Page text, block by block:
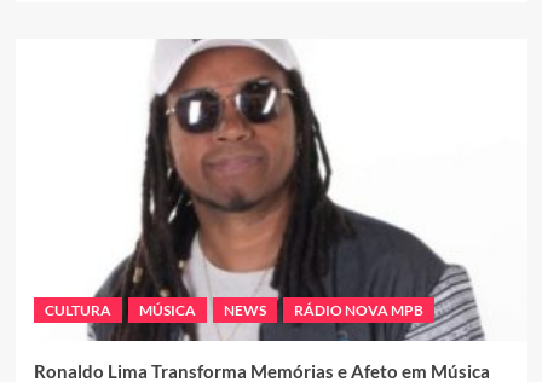
CULTURA MÚSICA NEWS RÁDIO NOVA MPB
Ronaldo Lima Transforma Memórias e Afeto em Música